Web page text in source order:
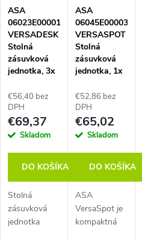
V, 1x
nabíjačku
USB A+C,
krytie...
USB A+C,
krytie IP54 a
pripojenie
cez...
ASA
06023E00001
VERSADESK
Stolná
zásuvková
jednotka, 3x
eloxovaný
hliník/čierna
€56,40 bez
DPH
€69,37
Skladom
DO KOŠÍKA
Stolná
zásuvková
jednotka
ASA
06045E00003
VERSASPOT
Stolná
zásuvková
jednotka, 1x
nabíjačka
USB A+C,
kábel 0,5 m s
GST, čierna
€52,86 bez
DPH
€65,02
Skladom
DO KOŠÍKA
ASA
VersaSpot je
kompaktná